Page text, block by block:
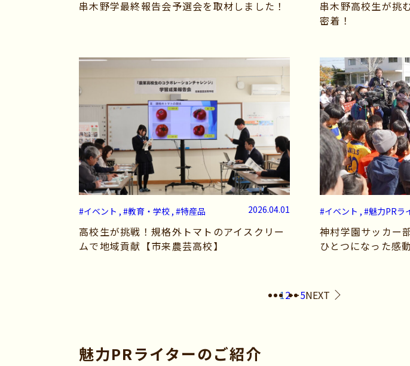
串木野学最終報告会予選会を取材しました！
串木野高校生が挑
密着！
#イベント , #教育・学校 , #特産品 2026.04.01
高校生が挑戦！規格外トマトのアイスクリー
ムで地域貢献【市来農芸高校】
#イベント , #魅力PRラ
神村学園サッカー
ひとつになった感
12…5NEXT
魅力PRライターのご紹介